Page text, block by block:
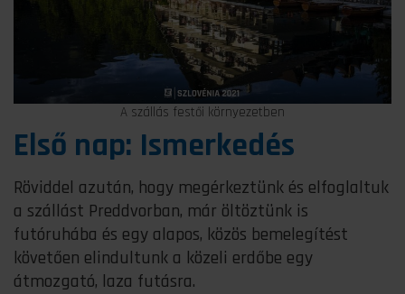
A szállás festői környezetben
Első nap: Ismerkedés
Röviddel azután, hogy megérkeztünk és elfoglaltuk
a szállást Preddvorban, már öltöztünk is
futóruhába és egy alapos, közös bemelegítést
követően elindultunk a közeli erdőbe egy
átmozgató, laza futásra.